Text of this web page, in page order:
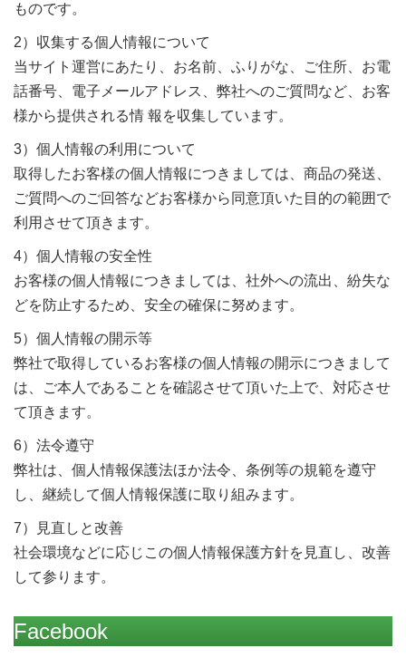
ものです。
2）収集する個人情報について
当サイト運営にあたり、お名前、ふりがな、ご住所、お電
話番号、電子メールアドレス、弊社へのご質問など、お客
様から提供される情 報を収集しています。
3）個人情報の利用について
取得したお客様の個人情報につきましては、商品の発送、
ご質問へのご回答などお客様から同意頂いた目的の範囲で
利用させて頂きます。
4）個人情報の安全性
お客様の個人情報につきましては、社外への流出、紛失な
どを防止するため、安全の確保に努めます。
5）個人情報の開示等
弊社で取得しているお客様の個人情報の開示につきまして
は、ご本人であることを確認させて頂いた上で、対応させ
て頂きます。
6）法令遵守
弊社は、個人情報保護法ほか法令、条例等の規範を遵守
し、継続して個人情報保護に取り組みます。
7）見直しと改善
社会環境などに応じこの個人情報保護方針を見直し、改善
して参ります。
Facebook